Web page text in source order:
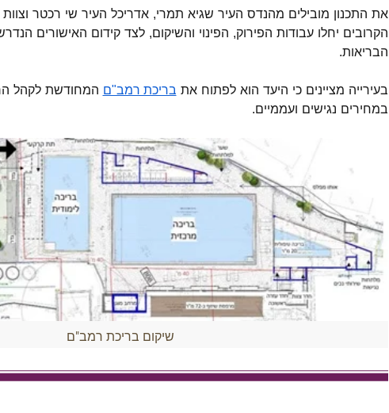
את התכנון מובילים מהנדס העיר שגיא תמרי, אדריכל העיר שי רכטר
הקרובים יחלו עבודות הפירוק, הפינוי והשיקום, לצד קידום האישורים
הבריאות.
בעירייה מציינים כי היעד הוא לפתוח אתבריכת רמב"ם
במחירים נגישים ועממיים.
שיקום בריכת רמב"ם